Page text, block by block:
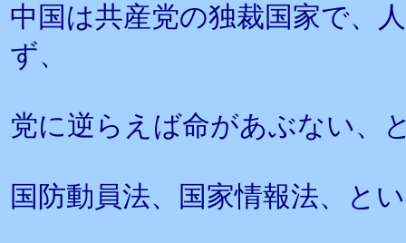
中国は共産党の独裁国家で、
ず、
党に逆らえば命があぶない、
国防動員法、国家情報法、と